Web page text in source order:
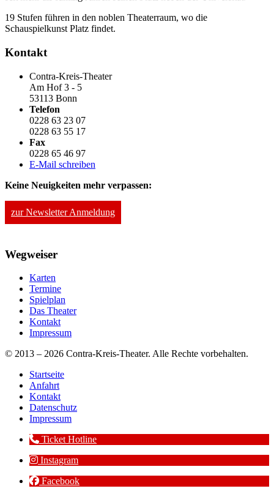
19 Stufen führen in den noblen Theaterraum, wo die
Schauspielkunst Platz findet.
Kontakt
Contra-Kreis-Theater
Am Hof 3 - 5
53113 Bonn
Telefon
0228 63 23 07
0228 63 55 17
Fax
0228 65 46 97
E-Mail schreiben
Keine Neuigkeiten mehr verpassen:
zur Newsletter Anmeldung
Wegweiser
Karten
Termine
Spielplan
Das Theater
Kontakt
Impressum
© 2013 – 2026 Contra-Kreis-Theater. Alle Rechte vorbehalten.
Startseite
Anfahrt
Kontakt
Datenschutz
Impressum
Ticket Hotline
Instagram
Facebook